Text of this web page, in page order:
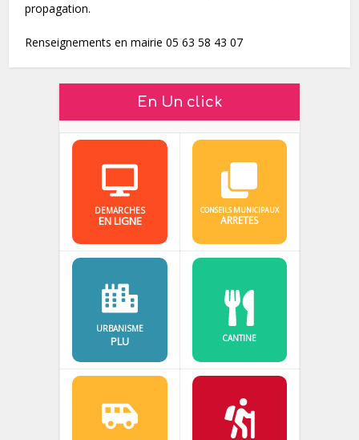
propagation.
Renseignements en mairie 05 63 58 43 07
En Un click
DEMARCHES
EN LIGNE
CONSEILS MUNICIPAUX
ARRETES
URBANISME
PLU CANTINE